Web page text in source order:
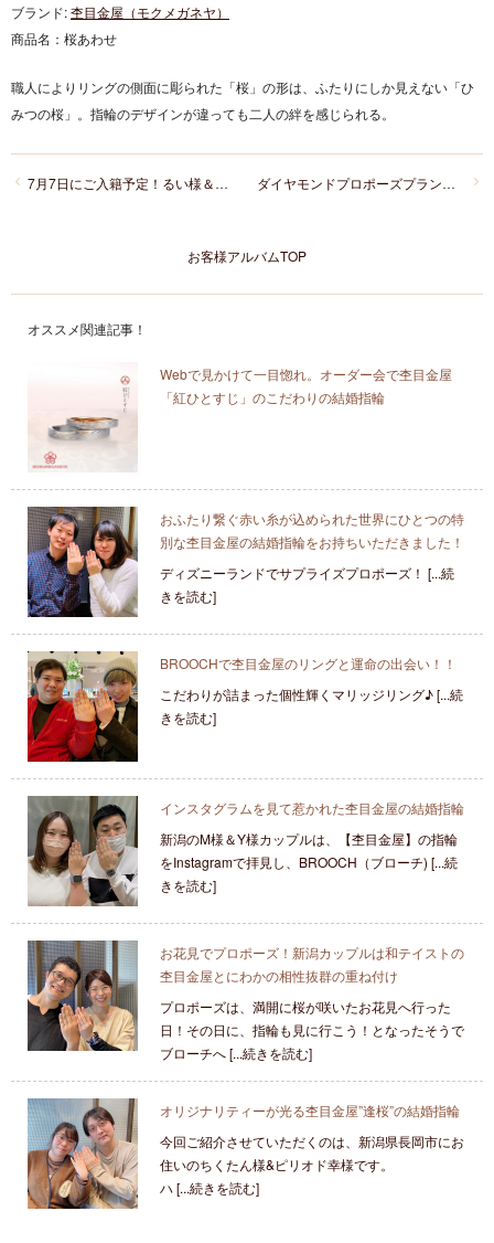
ブランド:杢目金屋（モクメガネヤ）
商品名： 桜あわせ
職人によりリングの側面に彫られた「桜」の形は、ふたりにしか見えない「ひ
みつの桜」。指輪のデザインが違っても二人の絆を感じられる。
ダイヤモンドプロポーズプランから始まる婚約指輪選び！にわかの初桜の結婚指輪とアントワープブリリアントの婚約指輪
7月7日にご入籍予定！るい様＆るぴ様が選んだのは、運命を感じたイブニングスター。
お客様アルバムTOP
オススメ関連記事！
Webで見かけて一目惚れ。オーダー会で杢目金屋
「紅ひとすじ」のこだわりの結婚指輪
おふたり繋ぐ赤い糸が込められた世界にひとつの特
別な杢目金屋の結婚指輪をお持ちいただきました！
ディズニーランドでサプライズプロポーズ！ [...続
きを読む]
BROOCHで杢目金屋のリングと運命の出会い！！
こだわりが詰まった個性輝くマリッジリング♪ [...続
きを読む]
インスタグラムを見て惹かれた杢目金屋の結婚指輪
新潟のM様＆Y様カップルは、【杢目金屋】の指輪
をInstagramで拝見し、BROOCH（ブローチ) [...続
きを読む]
お花見でプロポーズ！新潟カップルは和テイストの
杢目金屋とにわかの相性抜群の重ね付け
プロポーズは、満開に桜が咲いたお花見へ行った
日！その日に、指輪も見に行こう！となったそうで
ブローチへ [...続きを読む]
オリジナリティーが光る杢目金屋”逢桜”の結婚指輪
今回ご紹介させていただくのは、新潟県長岡市にお
住いのちくたん様&ピリオド幸様です。
ハ [...続きを読む]